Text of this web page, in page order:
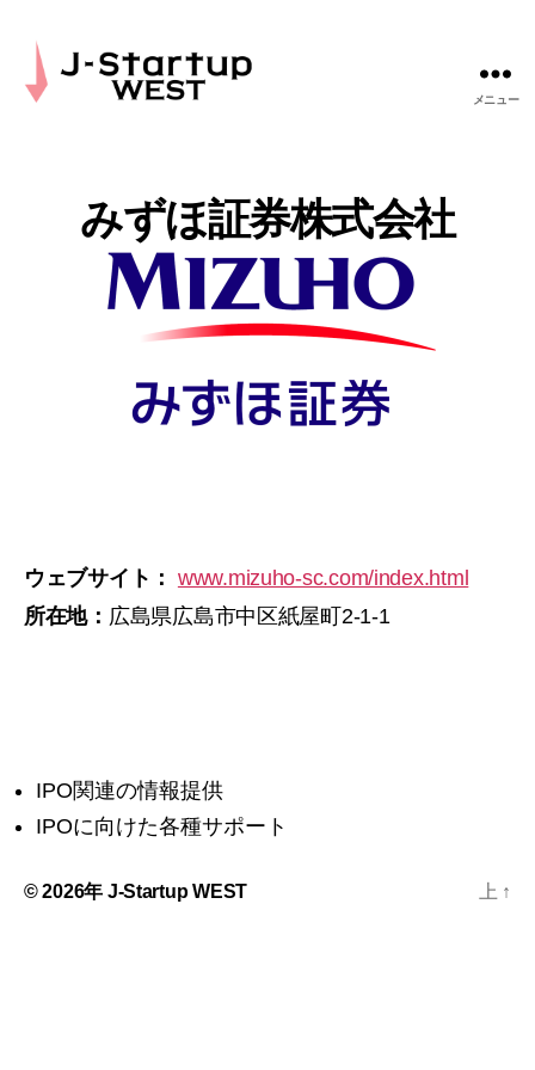
メニュー
みずほ証券株式会社
ウェブサイト： www.mizuho-sc.com/index.html
所在地： 広島県広島市中区紙屋町2-1-1
IPO関連の情報提供
IPOに向けた各種サポート
© 2026年 J-Startup WEST 上 ↑